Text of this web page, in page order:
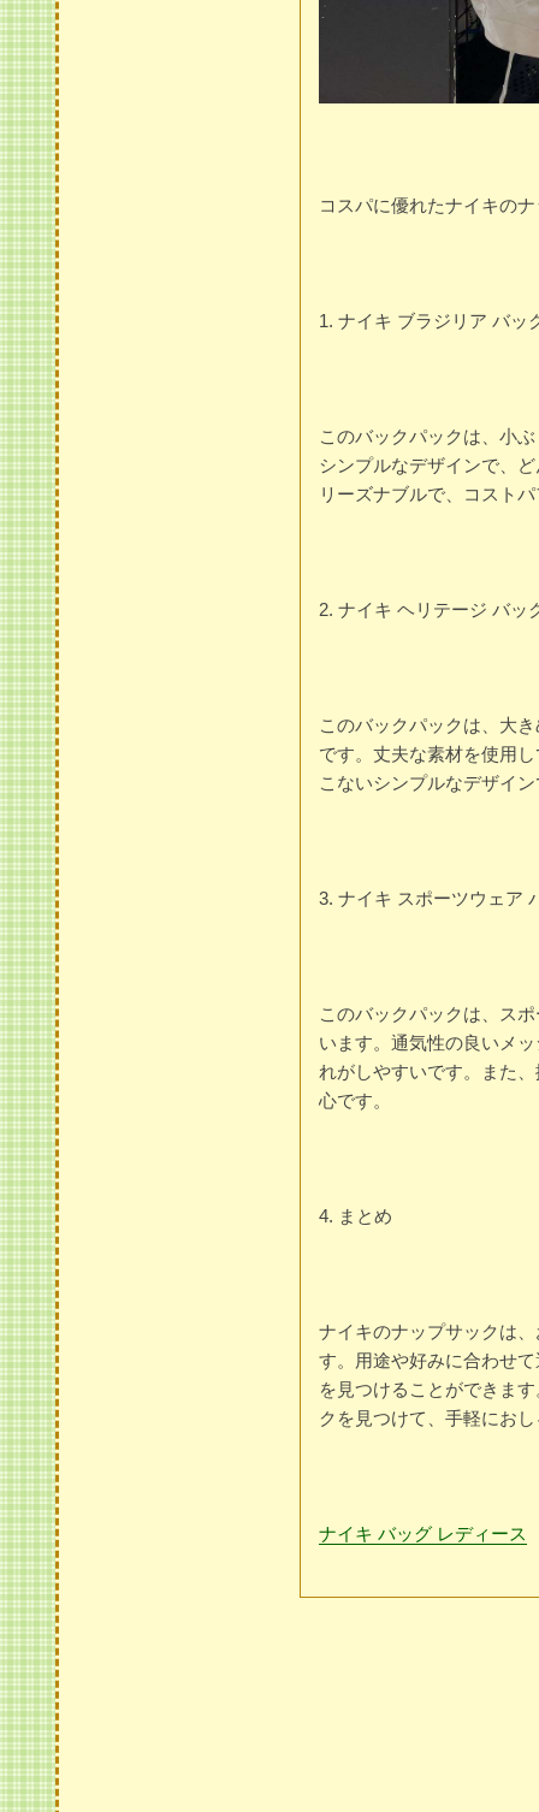
コスパに優れたナイキの
1. ナイキ ブラジリア バッ
このバックパックは、小
シンプルなデザインで、
リーズナブルで、コスト
2. ナイキ ヘリテージ バッ
このバックパックは、大
です。丈夫な素材を使用
こないシンプルなデザイ
3. ナイキ スポーツウェア
このバックパックは、ス
います。通気性の良いメ
れがしやすいです。また
心です。
4. まとめ
ナイキのナップサックは
す。用途や好みに合わせ
を見つけることができま
クを見つけて、手軽にお
ナイキ バッグ レディース